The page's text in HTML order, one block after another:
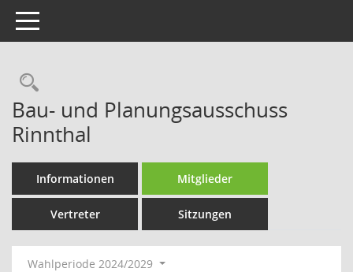
Toggle navigation
Rechercheauswahl
Bau- und Planungsausschuss
Rinnthal
Informationen Mitglieder
Vertreter Sitzungen
Wahlperiode 2024/2029